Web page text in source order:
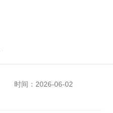
时间：2026-06-02